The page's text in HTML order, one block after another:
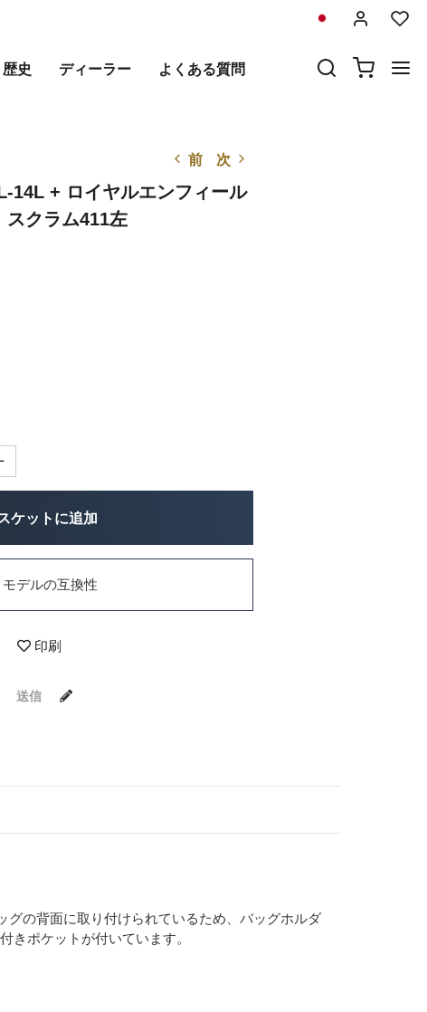
歴史 ディーラー よくある質問
前 次
14L + ロイヤルエンフィール
スクラム411左
ケットに追加
デルの互換性
印刷
送信
の背面に取り付けられているため、バッグホルダ
きポケットが付いています。